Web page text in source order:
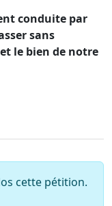
conduite par
sans
le bien de notre
cette pétition.